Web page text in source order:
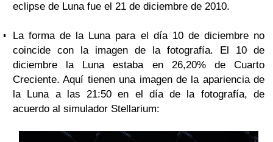
eclipse de Luna fue el 21 de diciembre de 2010.
La forma de la Luna para el día 10 de diciembre no
coincide con la imagen de la fotografía. El 10 de
diciembre la Luna estaba en 26,20% de Cuarto
Creciente. Aquí tienen una imagen de la apariencia de
la Luna a las 21:50 en el día de la fotografía, de
acuerdo al simulador Stellarium: